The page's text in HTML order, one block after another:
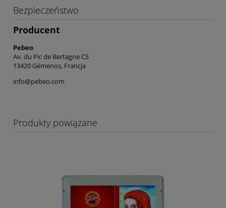
Bezpieczeństwo
Producent
Pebeo
Av. du Pic de Bertagne CS
13420 Gémenos, Francja
info@pebeo.com
Produkty powiązane